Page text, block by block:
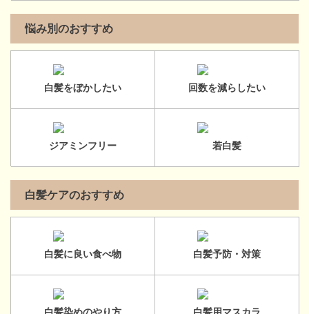
悩み別のおすすめ
白髪をぼかしたい 回数を減らしたい
ジアミンフリー 若白髪
白髪ケアのおすすめ
白髪に良い食べ物 白髪予防・対策
白髪染めのやり方 白髪用マスカラ